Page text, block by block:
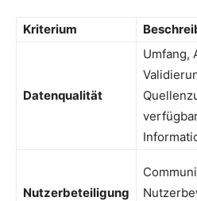
Kriterium
Datenqualität
Umfang,
Nutzerbeteiligung